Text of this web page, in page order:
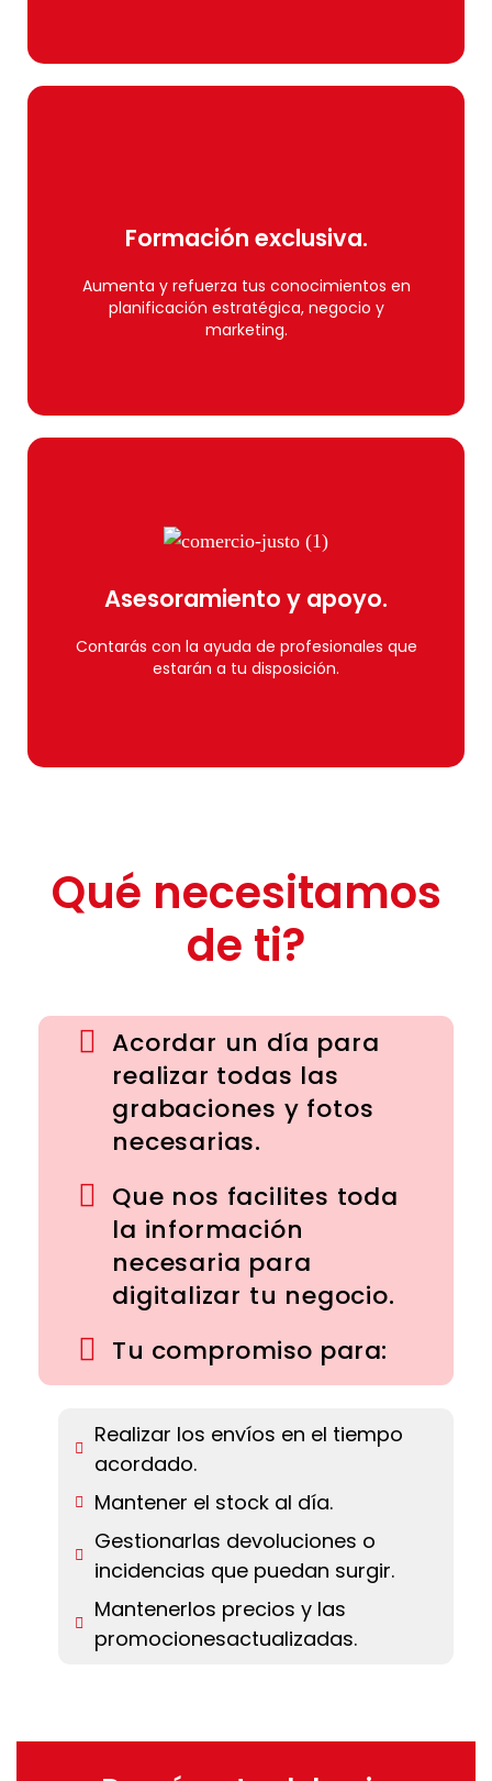
Formación exclusiva.
Aumenta y refuerza tus conocimientos en
planificación estratégica, negocio y
marketing.
Formación exclusiva.
Si tu comercio está dentro de los municipios
seleccionados, ¡inscríbete!
Asesoramiento y apoyo.
Contarás con la ayuda de profesionales que
estarán a tu disposición.
Asesoramiento y apoyo.
seleccionados, ¡inscríbete!
Únete
Qué necesitamos
de ti?
Acordar un día para
realizar todas las
grabaciones y fotos
necesarias.
Que nos facilites toda
la información
necesaria para
digitalizar tu negocio.
Tu compromiso para:
Realizar los envíos en el tiempo
acordado.
Mantener el stock al día.
Gestionarlas devoluciones o
incidencias que puedan surgir.
Mantenerlos precios y las
promocionesactualizadas.